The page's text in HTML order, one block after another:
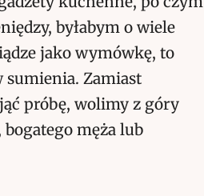
byłabym o wiele
jako wymówkę, to
sumienia. Zamiast
próbę, wolimy z góry
męża lub